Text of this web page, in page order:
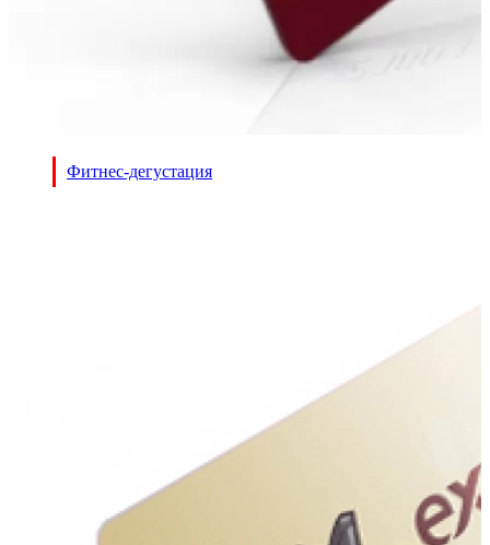
Фитнес-дегустация